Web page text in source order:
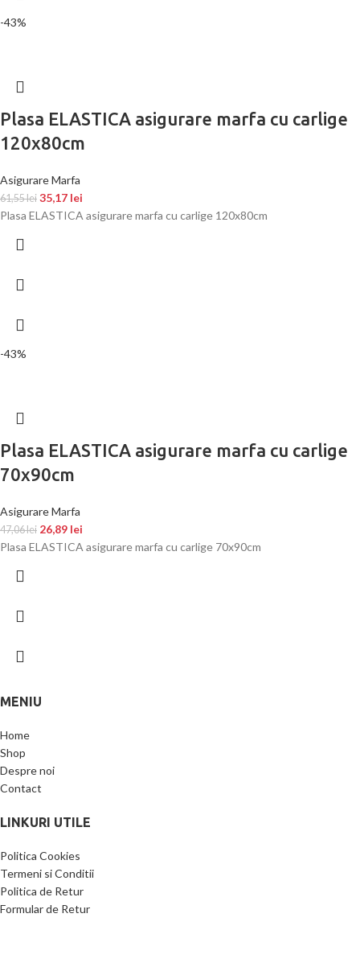
-43%
Plasa ELASTICA asigurare marfa cu carlige
120x80cm
Asigurare Marfa
61,55lei 35,17 lei
Plasa ELASTICA asigurare marfa cu carlige 120x80cm
-43%
Plasa ELASTICA asigurare marfa cu carlige
70x90cm
Asigurare Marfa
47,06lei 26,89 lei
Plasa ELASTICA asigurare marfa cu carlige 70x90cm
MENIU
Home
Shop
Despre noi
Contact
LINKURI UTILE
Politica Cookies
Termeni si Conditii
Politica de Retur
Formular de Retur